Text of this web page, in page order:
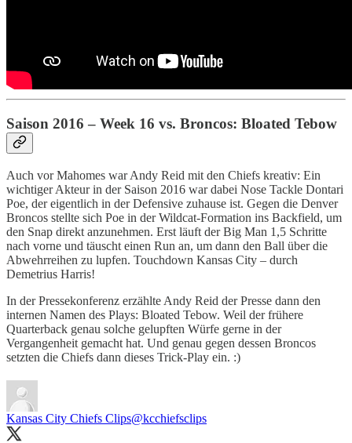
Saison 2016 – Week 16 vs. Broncos: Bloated Tebow
Auch vor Mahomes war Andy Reid mit den Chiefs kreativ: Ein
wichtiger Akteur in der Saison 2016 war dabei Nose Tackle Dontari
Poe, der eigentlich in der Defensive zuhause ist. Gegen die Denver
Broncos stellte sich Poe in der Wildcat-Formation ins Backfield, um
den Snap direkt anzunehmen. Erst läuft der Big Man 1,5 Schritte
nach vorne und täuscht einen Run an, um dann den Ball über die
Abwehrreihen zu lupfen. Touchdown Kansas City – durch
Demetrius Harris!
In der Pressekonferenz erzählte Andy Reid der Presse dann den
internen Namen des Plays: Bloated Tebow. Weil der frühere
Quarterback genau solche gelupften Würfe gerne in der
Vergangenheit gemacht hat. Und genau gegen dessen Broncos
setzten die Chiefs dann dieses Trick-Play ein. :)
Kansas City Chiefs Clips@kcchiefsclips